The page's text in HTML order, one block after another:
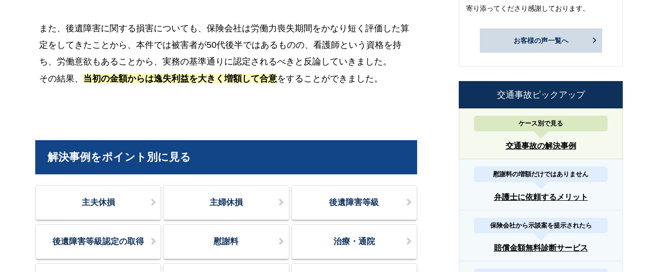
また、後遺障害に関する損害についても、保険会社は労働力喪失期間をかなり短く評価した算
定をしてきたことから、本件では被害者が50代後半ではあるものの、看護師という資格を持
ち、労働意欲もあることから、実務の基準通りに認定されるべきと反論していきました。
その結果、 当初の金額からは逸失利益を大きく増額して合意をすることができました。
解決事例をポイント別に見る
主夫休損 主婦休損 後遺障害等級
後遺障害等級認定の取得 慰謝料 治療・通院
寄り添ってくださり感謝しております。
お客様の声一覧へ
交通事故ピックアップ
ケース別で見る
交通事故の解決事例
慰謝料の増額だけではありません
弁護士に依頼するメリット
保険会社から示談案を提示されたら
賠償金額無料診断サービス